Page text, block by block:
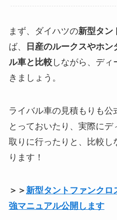
まず、ダイハツの新型タン
ば、
日産のルークスやホ
ル車と比較しながら、ディ
きましょう。
ライバル車の見積もりも
とっておいたり、実際にデ
取りに行ったりと、比較し
ります！
＞＞ 新型タントファンクロ
強マニュアル公開します